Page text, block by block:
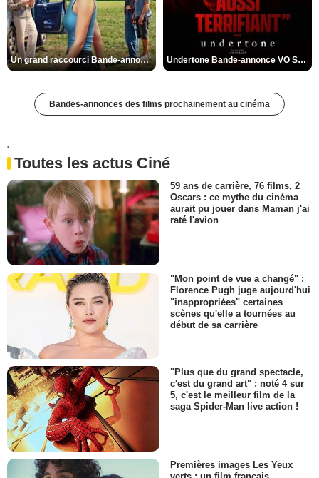
Un grand raccourci Bande-annonce VF Undertone Bande-annonce VO STFR
Bandes-annonces des films prochainement au cinéma
'
Toutes les actus Ciné
59 ans de carrière, 76 films, 2
Oscars : ce mythe du cinéma
aurait pu jouer dans Maman j'ai
raté l'avion
"Mon point de vue a changé" :
Florence Pugh juge aujourd'hui
"inappropriées" certaines
scènes qu'elle a tournées au
début de sa carrière
"Plus que du grand spectacle,
c'est du grand art" : noté 4 sur
5, c'est le meilleur film de la
saga Spider-Man live action !
Premières images Les Yeux